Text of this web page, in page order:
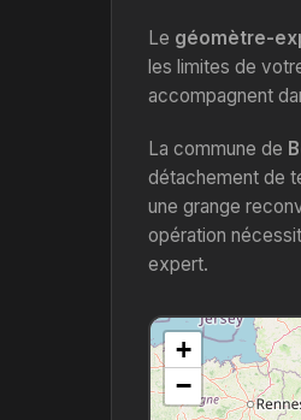
Le géomètre-
les limites de
accompagnent
La commune de
détachement de
une grange
opération
expert.
+
−